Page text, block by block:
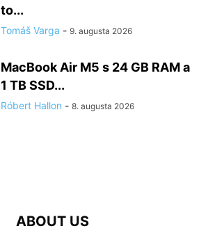
to...
Tomáš Varga - 9. augusta 2026
MacBook Air M5 s 24 GB RAM a
1 TB SSD...
Róbert Hallon - 8. augusta 2026
ABOUT US